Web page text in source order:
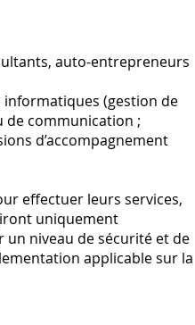
auto-entrepreneurs
(gestion de
de communication ;
d’accompagnement
effectuer leurs services,
uniquement
niveau de sécurité et de
applicable sur la